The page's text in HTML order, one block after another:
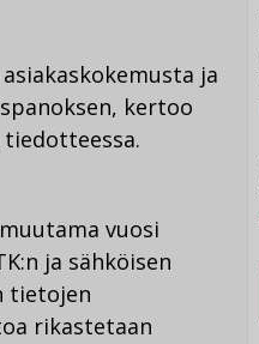
ja
kertoo
tiedotteessa.
vuosi
ja sähköisen
tietojen
rikastetaan